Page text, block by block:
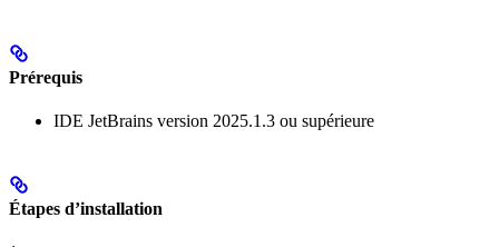
Prérequis
IDE JetBrains version 2025.1.3 ou supérieure
Étapes d’installation